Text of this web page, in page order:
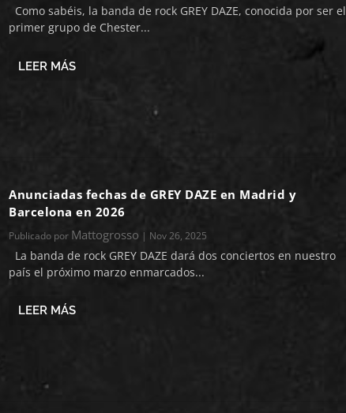
Como sabéis, la banda de rock GREY DAZE, conocida por ser el
primer grupo de Chester...
LEER MÁS
Anunciadas fechas de GREY DAZE en Madrid y
Barcelona en 2026
Publicado por Mattogrosso | Nov 26, 2025
La banda de rock GREY DAZE dará dos conciertos en nuestro
país el próximo marzo enmarcados...
LEER MÁS